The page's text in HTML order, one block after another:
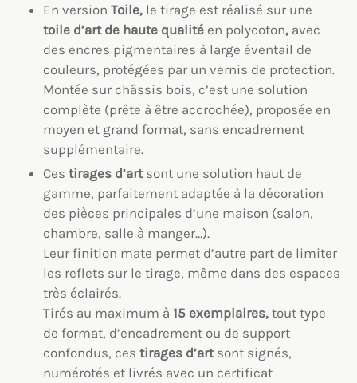
En version Toile, le tirage est réalisé sur une
toile d’art de haute qualité en polycoton,avec
des encres pigmentaires à large éventail de
couleurs, protégées par un vernis de protection.
Montée sur châssis bois, c’est une solution
complète (prête à être accrochée), proposée en
moyen et grand format, sans encadrement
supplémentaire.
Ces tirages d’artsont une solution haut de
gamme, parfaitement adaptée à la décoration
des pièces principales d’une maison (salon,
chambre, salle à manger…).
Leur finition mate permet d’autre part de limiter
les reflets sur le tirage, même dans des espaces
très éclairés.
Tirés au maximum à 15 exemplaires, tout type
de format, d’encadrement ou de support
confondus, ces tirages d’artsont signés,
numérotés et livrés avec un certificat